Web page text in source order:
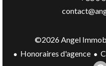
©2026 Angel
Honoraires d'agence